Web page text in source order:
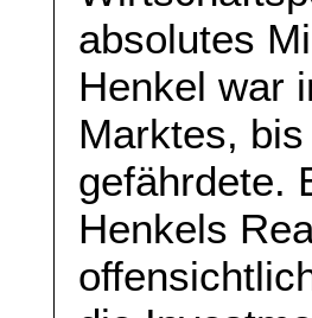
absolutes
Henkel war
Marktes,
gefährdete.
Henkels